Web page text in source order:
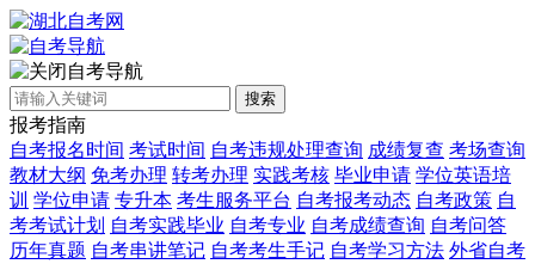
自考导航
搜索
报考指南
自考报名时间 考试时间 自考违规处理查询 成绩复查 考场查询
教材大纲 免考办理 转考办理 实践考核 毕业申请 学位英语培
训 学位申请 专升本 考生服务平台 自考报考动态 自考政策 自
考考试计划 自考实践毕业 自考专业 自考成绩查询 自考问答
历年真题 自考串讲笔记 自考考生手记 自考学习方法 外省自考